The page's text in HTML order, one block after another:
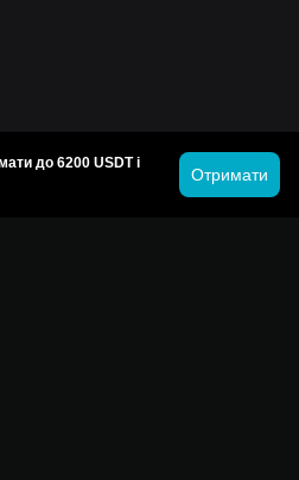
до 6200 USDT і
Отримати